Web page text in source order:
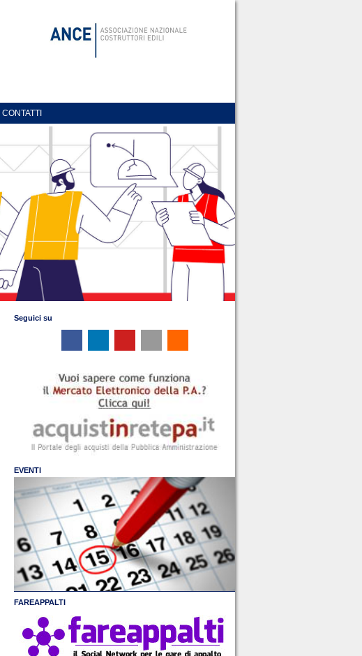
CONTATTI
Seguici su
EVENTI
FAREAPPALTI